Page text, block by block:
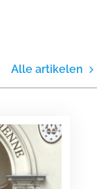
Alle artikelen